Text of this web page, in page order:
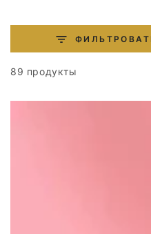
89 продукты